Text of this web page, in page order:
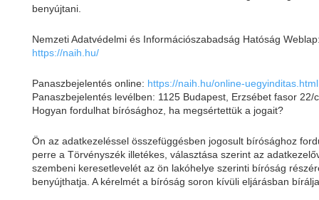
benyújtani.
Nemzeti Adatvédelmi és Információszabadság Hatóság
https://naih.hu/
Panaszbejelentés online: https://naih.hu/online-uegyinditas.html
Panaszbejelentés levélben: 1125 Budapest, Erzsébet fasor 22/
Hogyan fordulhat bírósághoz, ha megsértettük a jogait?
Ön az adatkezeléssel összefüggésben jogosult bírósághoz
perre a Törvényszék illetékes, választása szerint az
szembeni keresetlevelét az ön lakóhelye szerinti bíróság
benyújthatja. A kérelmét a bíróság soron kívüli eljárásban